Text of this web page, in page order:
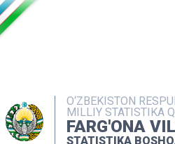
O‘ZBEKISTON
MILLIY STATISTIKA
FARG'ONA
STATISTIKA
INTERAKTIV